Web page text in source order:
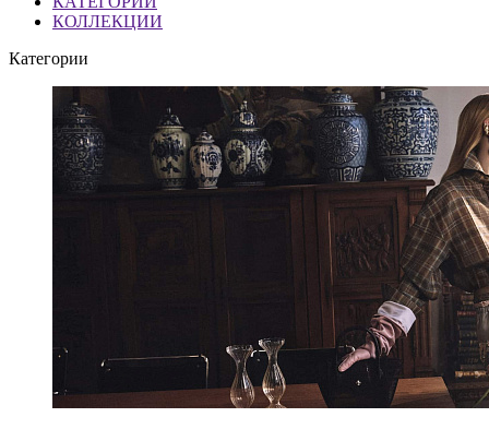
КОЛЛЕКЦИИ
Категории